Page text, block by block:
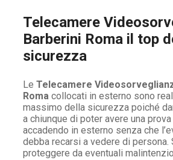
Telecamere
Barberini Roma il top
sicurezza
Le Telecamere
Roma collocati in esterno sono
massimo della sicurezza poiché
a chiunque di poter avere una
accadendo in esterno senza che
debba recarsi a vedere di
proteggere da eventuali